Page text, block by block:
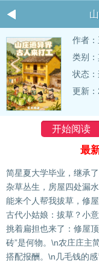
作者：
类别
状态
更新
开始阅读
最
简星夏大学毕业，继承
杂草丛生，房屋四处漏
能来个人帮我拔草，修
古代小姑娘：拔草？小
挑着扁担也来了：修屋
砖”是何物。\n农庄庄主
搭配报酬。\n几毛钱的